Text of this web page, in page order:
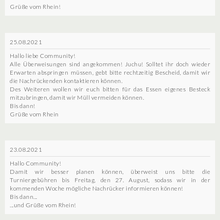
Grüße vom Rhein!
25.08.2021
Hallo liebe Community!
Alle Überweisungen sind angekommen! Juchu! Solltet ihr doch wieder
Erwarten abspringen müssen, gebt bitte rechtzeitig Bescheid, damit wir
die Nachrückenden kontaktieren können.
Des Weiteren wollen wir euch bitten für das Essen eigenes Besteck
mitzubringen, damit wir Müll vermeiden können.
Bis dann!
Grüße vom Rhein
23.08.2021
Hallo Community!
Damit wir besser planen können, überweist uns bitte die
Turniergebühren bis Freitag, den 27. August, sodass wir in der
kommenden Woche mögliche Nachrücker informieren können!
Bis dann...
...und Grüße vom Rhein!